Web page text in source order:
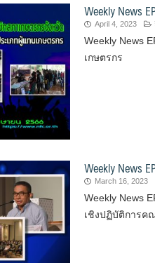
Weekly News
April 4, 2023
Weekly News
เกษตรกร
Weekly News
March 16, 2023
Weekly News
เชิงปฏิบัติการค